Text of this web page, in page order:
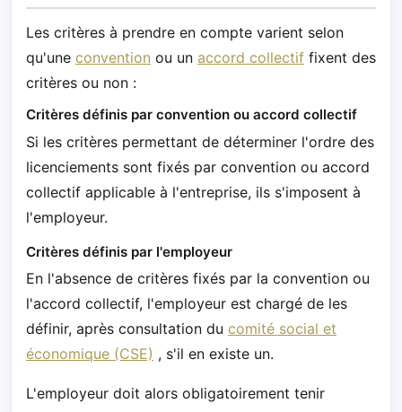
Les critères à prendre en compte varient selon
qu'une convention ou un accord collectif fixent des
critères ou non :
Critères définis par convention ou accord collectif
Si les critères permettant de déterminer l'ordre des
licenciements sont fixés par convention ou accord
collectif applicable à l'entreprise, ils s'imposent à
l'employeur.
Critères définis par l'employeur
En l'absence de critères fixés par la convention ou
l'accord collectif, l'employeur est chargé de les
définir, après consultation du comité social et
économique (CSE) , s'il en existe un.
L'employeur doit alors obligatoirement tenir